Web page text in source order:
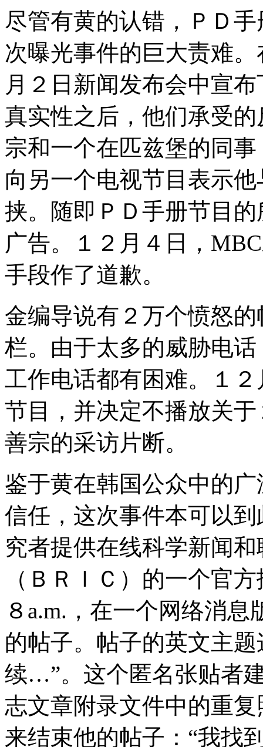
尽管有黄的认错，ＰＤ
次曝光事件的巨大责难
月２日新闻发布会中宣
真实性之后，他们承受
宗和一个在匹兹堡的同事
向另一个电视节目表示
挟。随即ＰＤ手册节目
广告。１２月４日，
手段作了道歉。
金编导说有２万个愤怒
栏。由于太多的威胁电
工作电话都有困难。１
节目，并决定不播放关
善宗的采访片断。
鉴于黄在韩国公众中的
信任，这次事件本可以
究者提供在线科学新闻
（ＢＲＩＣ）的一个官
８a.m.，在一个网络消
的帖子。帖子的英文主
续…”。这个匿名张贴者
志文章附录文件中的重
来结束他的帖子：“我找